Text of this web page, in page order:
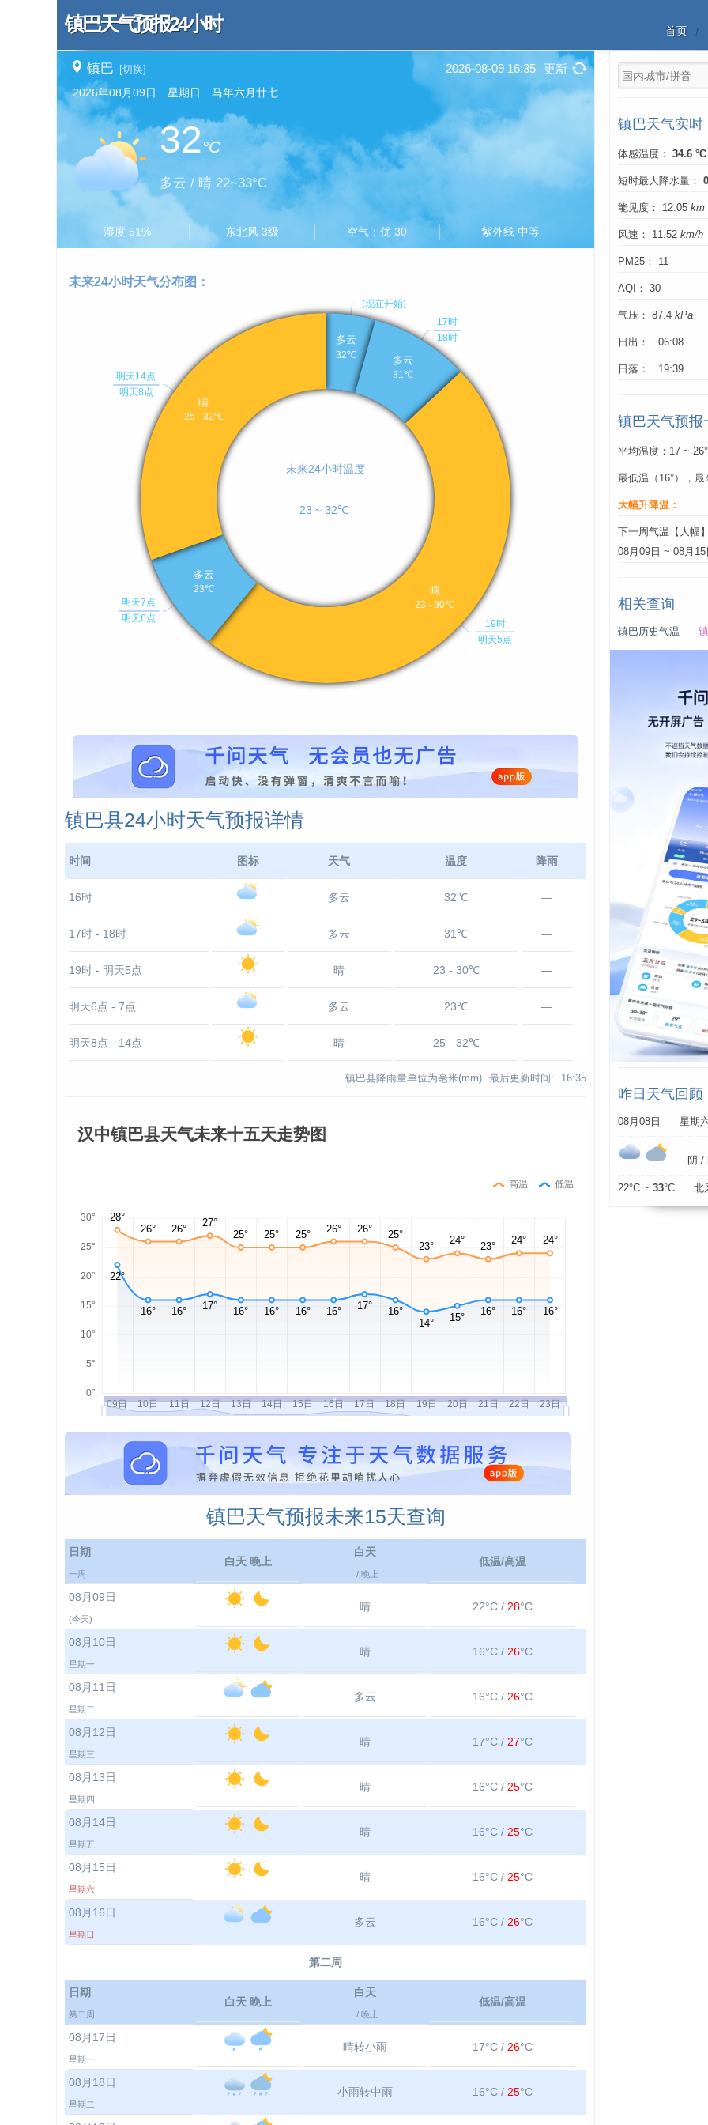
镇巴天气预报24小时 首页
镇巴 [切换] 2026-08-09 16:35 更新
2026年08月09日 星期日 马年六月廿七
32°C
多云 / 晴 22~33°C
湿度 51% 东北风 3级 空气：优 30 紫外线 中等
镇巴县24小时天气预报详情
时间 图标 天气 温度 降雨
16时 多云 32℃ —
17时 - 18时 多云 31℃ —
19时 - 明天5点 晴 23 - 30℃ —
明天6点 - 7点 多云 23℃ —
明天8点 - 14点 晴 25 - 32℃ —
镇巴县降雨量单位为毫米(mm) 最后更新时间: 16:35
汉中镇巴县天气未来十五天走势图
高温 低温
镇巴天气预报未来15天查询
日期
一周
白天 晚上
白天
/ 晚上
低温/高温
08月09日
(今天)
晴 22°C / 28°C
08月10日
星期一
晴 16°C / 26°C
08月11日
星期二
多云 16°C / 26°C
08月12日
星期三
晴 17°C / 27°C
08月13日
星期四
晴 16°C / 25°C
08月14日
星期五
晴 16°C / 25°C
08月15日
星期六
晴 16°C / 25°C
08月16日
星期日
多云 16°C / 26°C
第二周
日期
第二周
白天 晚上
白天
/ 晚上
低温/高温
08月17日
星期一
晴转小雨 17°C / 26°C
08月18日
星期二
小雨转中雨 16°C / 25°C
镇巴天气实时
体感温度： 34.6 °C
短时最大降水量：
能见度： 12.05 km
风速： 11.52 km/h
PM25： 11
AQI： 30
气压： 87.4 kPa
日出： 06:08
日落： 19:39
镇巴天气预报
平均温度：17 ~
最低温（16°），最
大幅升降温：
下一周气温【大幅
08月09日 ~ 08月15
相关查询
镇巴历史气温
昨日天气回顾
08月08日 星期
阴 /
22°C ~ 33°C 北